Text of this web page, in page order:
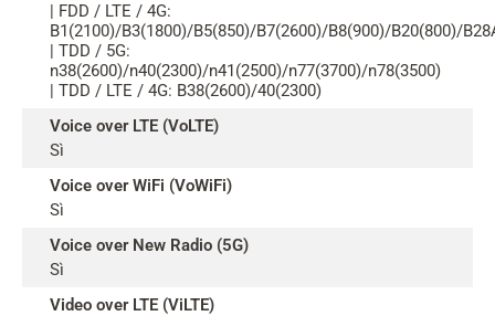
| FDD / LTE / 4G:
B1(2100)/B3(1800)/B5(850)/B7(2600)/B8(900)/B20(800)/
| TDD / 5G:
n38(2600)/n40(2300)/n41(2500)/n77(3700)/n78(3500)
| TDD / LTE / 4G: B38(2600)/40(2300)
Voice over LTE (VoLTE)
Sì
Voice over WiFi (VoWiFi)
Sì
Voice over New Radio (5G)
Sì
Video over LTE (ViLTE)